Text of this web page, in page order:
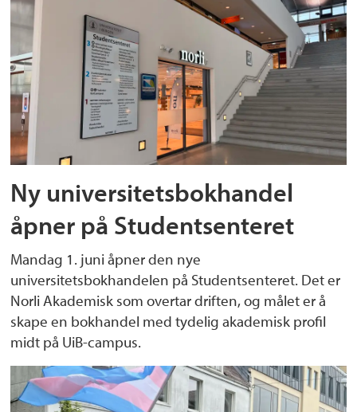
Ny universitetsbokhandel
åpner på Studentsenteret
Mandag 1. juni åpner den nye
universitetsbokhandelen på Studentsenteret. Det er
Norli Akademisk som overtar driften, og målet er å
skape en bokhandel med tydelig akademisk profil
midt på UiB-campus.